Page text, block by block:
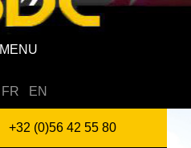
MENU
FR EN
+32 (0)56 42 55 80